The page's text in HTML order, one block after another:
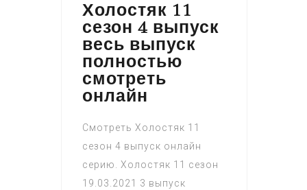
Холостяк 11
сезон 4 выпуск
весь выпуск
полностью
смотреть
онлайн
Смотреть Холостяк 11
сезон 4 выпуск онлайн
серию. Холостяк 11 сезон
19.03.2021 3 выпуск